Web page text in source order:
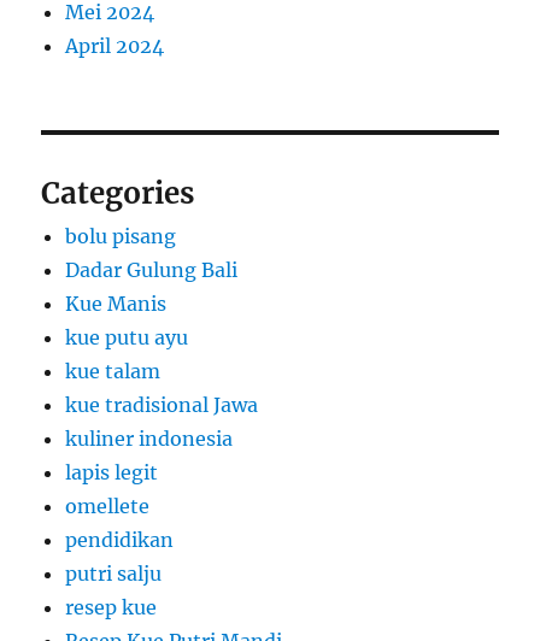
Mei 2024
April 2024
Categories
bolu pisang
Dadar Gulung Bali
Kue Manis
kue putu ayu
kue talam
kue tradisional Jawa
kuliner indonesia
lapis legit
omellete
pendidikan
putri salju
resep kue